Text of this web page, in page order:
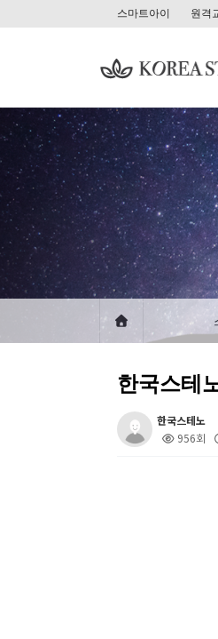
스마트아이 원격
한국스테
한국스테노
956회